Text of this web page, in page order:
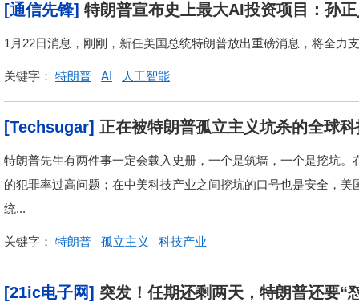
[通信先锋] 特朗普宣布史上最大AI投资项目：孙
1月22日消息，刚刚，新任美国总统特朗普放出重磅消息，将全力
关键字： 特朗普 AI 人工智能
[Techsugar] 正在被特朗普孤立主义坑杀的全球
特朗普先生有两件事一定会载入史册，一个是筑墙，一个是挖坑
的犯罪率过高问题；在中美科技产业之间挖坑的口号也是安全，
统...
关键字： 特朗普 孤立主义 科技产业
[21ic电子网] 突发！任期还剩两天，特朗普还要“